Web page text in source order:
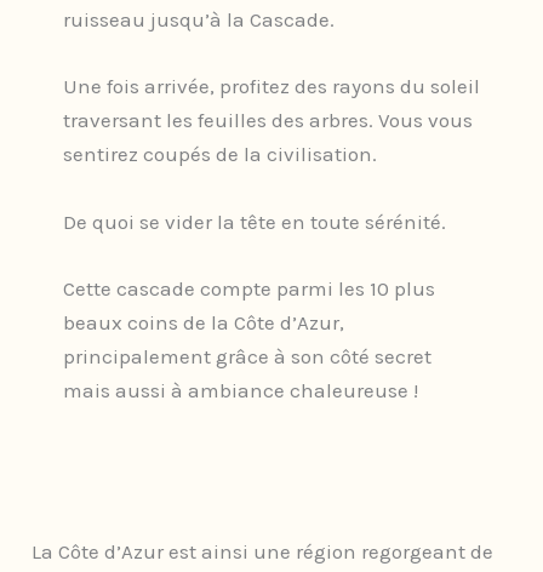
ruisseau jusqu’à la Cascade.
Une fois arrivée, profitez des rayons du soleil
traversant les feuilles des arbres. Vous vous
sentirez coupés de la civilisation.
De quoi se vider la tête en toute sérénité.
Cette cascade compte parmi les 10 plus
beaux coins de la Côte d’Azur,
principalement grâce à son côté secret
mais aussi à ambiance chaleureuse !
La Côte d’Azur est ainsi une région regorgeant de